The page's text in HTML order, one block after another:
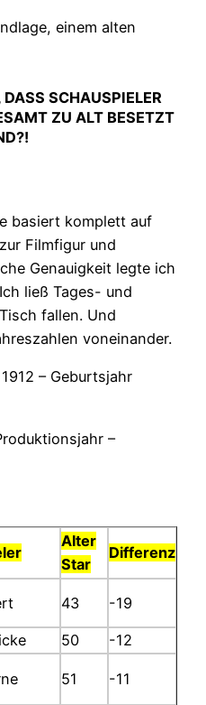
einem alten
SCHAUSPIELER
ZU ALT BESETZT
basiert komplett auf
zur Filmfigur und
Genauigkeit legte ich
ließ Tages- und
fallen. Und
voneinander.
– Geburtsjahr
–
Alter
Star
Differenz
43 -19
50
-12
51 -11